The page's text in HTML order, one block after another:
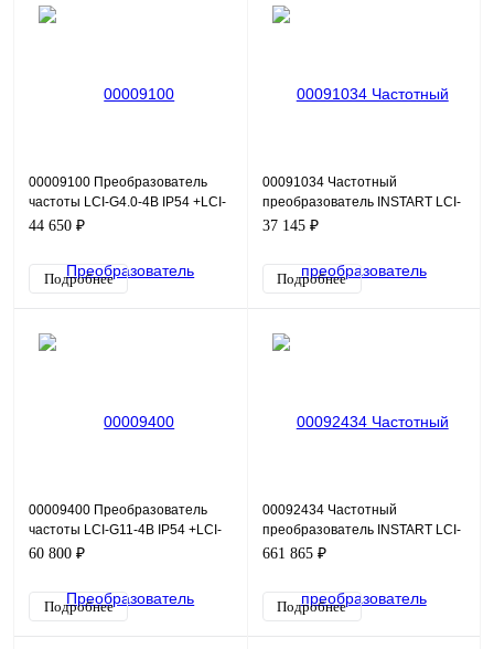
00009100 Преобразователь
частоты LCI-G4.0-4B IP54 +LCI-
FM
44 650 ₽
Подробнее
00091034 Частотный
преобразователь INSTART LCI-
G7.5/P11-4B+LCI-FM, 380В,
37 145 ₽
Подробнее
00009400 Преобразователь
частоты LCI-G11-4B IP54 +LCI-
FM
60 800 ₽
Подробнее
00092434 Частотный
преобразователь INSTART LCI-
G200/P220-4+LCI-FM, 380В,
661 865 ₽
Подробнее